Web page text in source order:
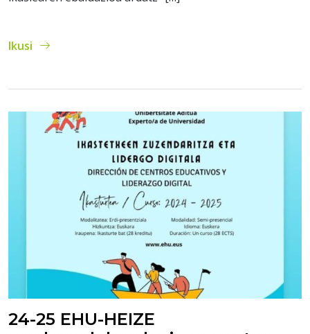
Ikusi
24-25 EHU-HEIZE